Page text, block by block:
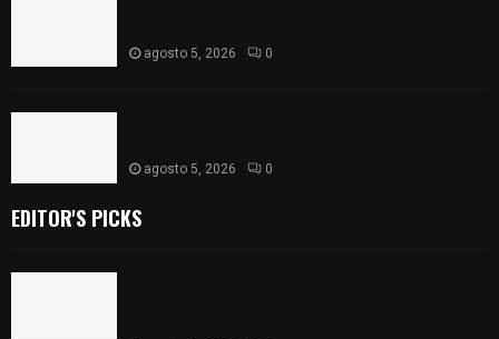
agosto 5, 2026 0
agosto 5, 2026 0
EDITOR'S PICKS